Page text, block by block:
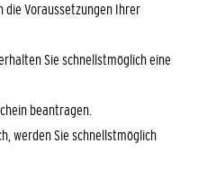
die Voraussetzungen Ihrer
Sie schnellstmöglich eine
beantragen.
werden Sie schnellstmöglich